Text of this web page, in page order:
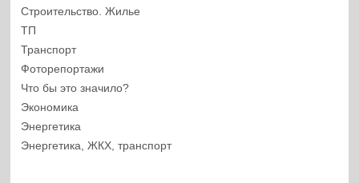
Строительство. Жилье
ТП
Транспорт
Фоторепортажи
Что бы это значило?
Экономика
Энергетика
Энергетика, ЖКХ, транспорт